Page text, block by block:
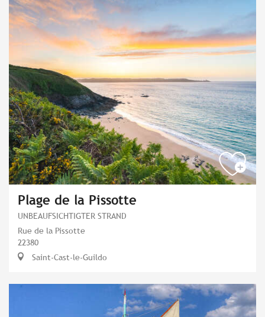
Plage de la Pissotte
UNBEAUFSICHTIGTER STRAND
Rue de la Pissotte
22380
Saint-Cast-le-Guildo